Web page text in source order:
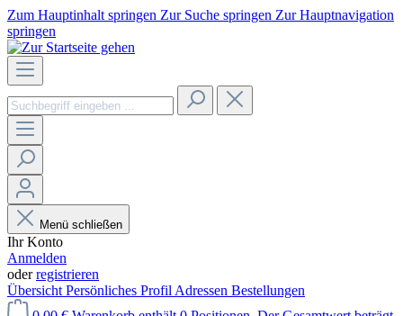
Zum Hauptinhalt springen Zur Suche springen Zur Hauptnavigation
springen
Menü schließen
Ihr Konto
Anmelden
oderregistrieren
Übersicht Persönliches Profil Adressen Bestellungen